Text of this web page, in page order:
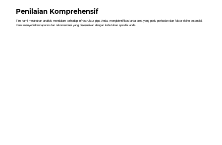
Penilaian Komprehensif
Tim kami melakukan analisis mendalam terhadap infrastruktur pipa Anda, mengidentifikasi area-area yang perlu perhatian dan faktor risiko potensial.
Kami menyediakan laporan dan rekomendasi yang disesuaikan dengan kebutuhan spesifik anda.